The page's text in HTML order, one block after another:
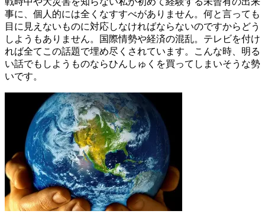
事に、個人的には全くなすすべがありません。何と言っても
目に見えないものに対応しなければならないのですからどう
しようもありません。国際情勢や経済の混乱。テレビを付け
れば全てこの話題で埋め尽くされています。こんな時、明る
い話でもしようものならひんしゅくを買ってしまいそうな勢
いです。